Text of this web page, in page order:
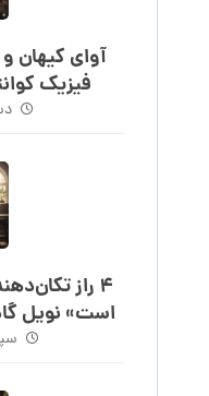
آوای کیهان
فیزیک
۴ راز
است» نویل